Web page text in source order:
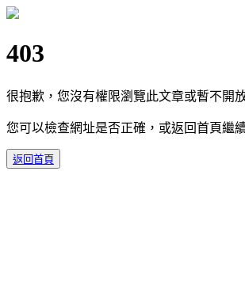
403
很抱歉，您沒有權限瀏覽此文章或暫不開
您可以檢查網址是否正確，或返回首頁繼
返回首頁